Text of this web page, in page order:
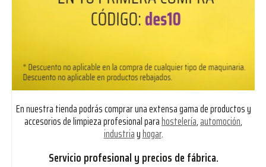
En nuestra tienda podrás comprar una extensa gama de productos y
accesorios de limpieza profesional parahostelería,automoción,
industriayhogar.
Servicio profesional y precios de fábrica.